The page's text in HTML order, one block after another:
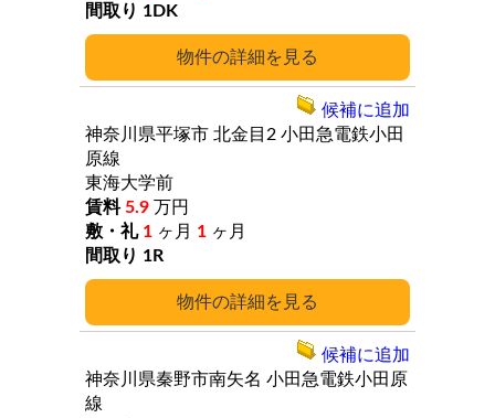
詳細
1DK
詳細
神奈川県平塚市 北金目2 小田急電鉄小田
原線
東海大学前
5.9 万円
1 ヶ月 1 ヶ月
1R
候補に追加
神奈川県秦野市南矢名 小田急電鉄小田原
線
候補に追加